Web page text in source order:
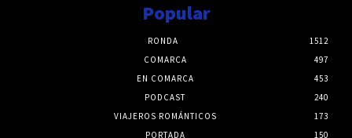
Popular
RONDA
1512
COMARCA
497
EN COMARCA
453
PODCAST
240
VIAJEROS ROMÁNTICOS
173
PORTADA
150